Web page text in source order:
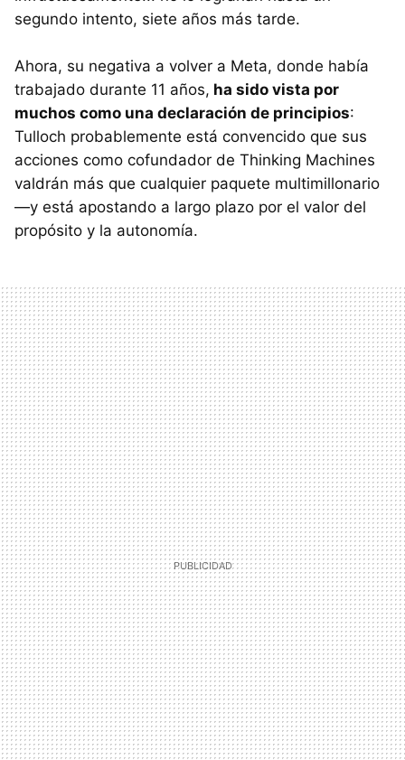
segundo intento, siete años más tarde.
Ahora, su negativa a volver a Meta, donde había
trabajado durante 11 años, ha sido vista por
muchos como una declaración de principios:
Tulloch probablemente está convencido que sus
acciones como cofundador de Thinking Machines
valdrán más que cualquier paquete multimillonario
—y está apostando a largo plazo por el valor del
propósito y la autonomía.